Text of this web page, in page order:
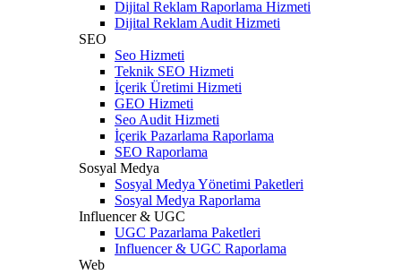
Dijital Reklam Raporlama Hizmeti
Dijital Reklam Audit Hizmeti
SEO
Seo Hizmeti
Teknik SEO Hizmeti
İçerik Üretimi Hizmeti
GEO Hizmeti
Seo Audit Hizmeti
İçerik Pazarlama Raporlama
SEO Raporlama
Sosyal Medya
Sosyal Medya Yönetimi Paketleri
Sosyal Medya Raporlama
Influencer & UGC
UGC Pazarlama Paketleri
Influencer & UGC Raporlama
Web